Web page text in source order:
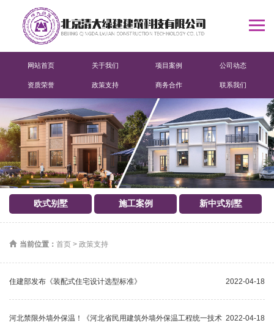
网站首页 关于我们 项目案例 公司动态
资质荣誉 政策支持 商务合作 联系我们
欧式别墅 施工案例 新中式别墅
当前位置： 首页 > 政策支持
2022-04-18
住建部发布《装配式住宅设计选型标准》
2022-04-18
河北禁限外墙外保温！《河北省民用建筑外墙外保温工程统一技术